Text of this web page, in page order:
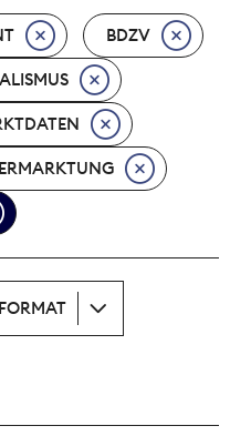
Preis
BDZV
FORMAT